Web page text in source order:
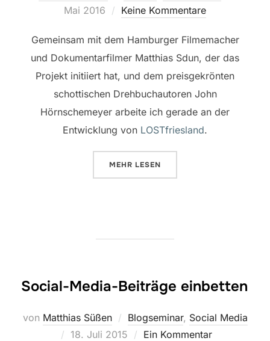
Mai 2016
Keine Kommentare
Gemeinsam mit dem Hamburger Filmemacher
und Dokumentarfilmer Matthias Sdun, der das
Projekt initiiert hat, und dem preisgekrönten
schottischen Drehbuchautoren John
Hörnschemeyer arbeite ich gerade an der
Entwicklung von LOSTfriesland.
MEHR ÜBER „WIR SEHEN UNS IN
LESEN
Social-Media-Beiträge einbetten
von Matthias Süßen Blogseminar, Social Media
Veröffentlicht
18. Juli 2015 Ein Kommentar